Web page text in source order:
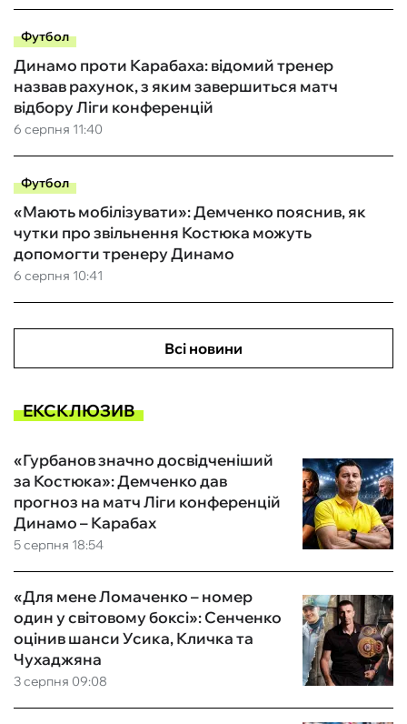
Футбол
6 серпня 11:40
Динамо проти Карабаха: відомий тренер
назвав рахунок, з яким завершиться матч
відбору Ліги конференцій
Футбол
6 серпня 10:41
«Мають мобілізувати»: Демченко пояснив, як
чутки про звільнення Костюка можуть
допомогти тренеру Динамо
Всі новини
ЕКСКЛЮЗИВ
5 серпня 18:54
«Гурбанов значно досвідченіший
за Костюка»: Демченко дав
прогноз на матч Ліги конференцій
Динамо – Карабах
3 серпня 09:08
«Для мене Ломаченко – номер
один у світовому боксі»: Сенченко
оцінив шанси Усика, Кличка та
Чухаджяна